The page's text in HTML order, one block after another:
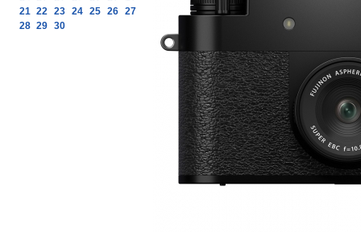
21 22 23 24 25 26 27
28 29 30